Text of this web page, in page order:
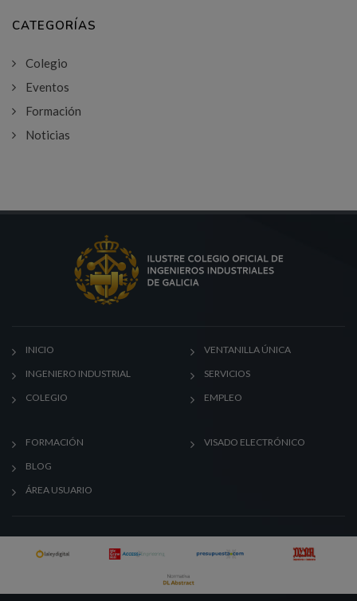
CATEGORÍAS
Colegio
Eventos
Formación
Noticias
INICIO
INGENIERO INDUSTRIAL
COLEGIO
VENTANILLA ÚNICA
SERVICIOS
EMPLEO
FORMACIÓN
BLOG
ÁREA USUARIO
VISADO ELECTRÓNICO